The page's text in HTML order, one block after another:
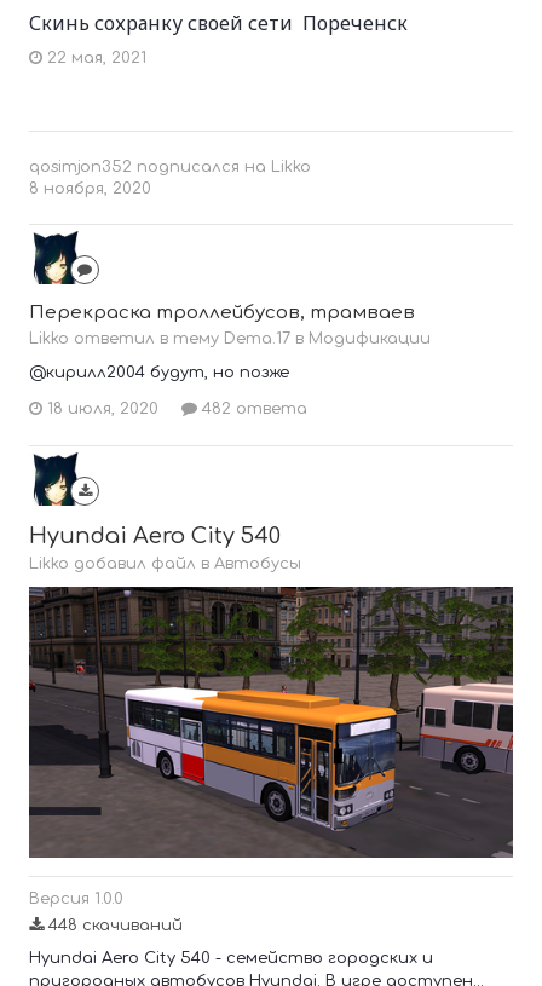
Скинь сохранку своей сети Пореченск
22 мая, 2021
qosimjon352 подписался на
Likko
8 ноября, 2020
Перекраска троллейбусов, трамваев
Likko ответил в тему Dema.17 в Модификации
@кирилл2004 будут, но позже
18 июля, 2020 482 ответа
Hyundai Aero City 540
Likko добавил файл в Автобусы
Версия 1.0.0
448 скачиваний
Hyundai Aero City 540 - семейство городских и
пригородных автобусов Hyundai. В игре доступен...